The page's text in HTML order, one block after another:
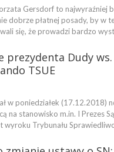
Gersdorf to najwyraźniej
dobrze płatnej posady, by w
się, że prowadzi bardzo
prezydenta Dudy
TSUE
w poniedziałek (17.12.2018)
na stanowisko m.in. I Prezes
wyroku Trybunału